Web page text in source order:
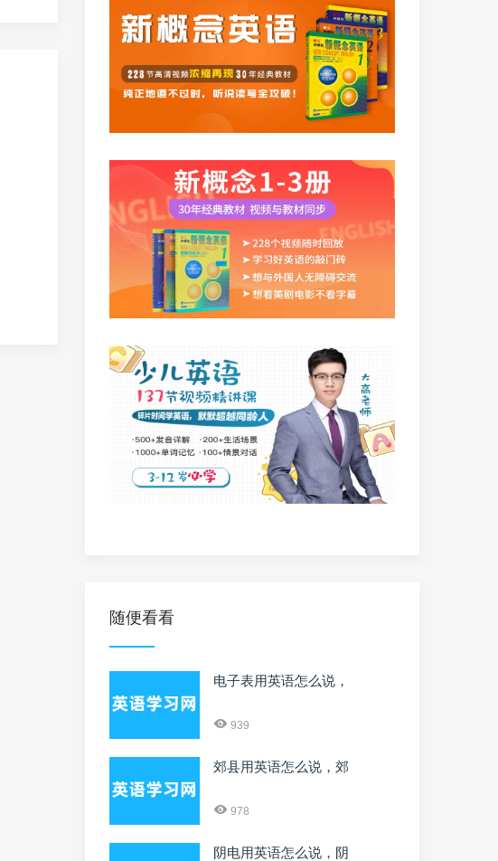
随便看看
电子表用英语怎么说，
939
郊县用英语怎么说，郊
978
阴电用英语怎么说，阴